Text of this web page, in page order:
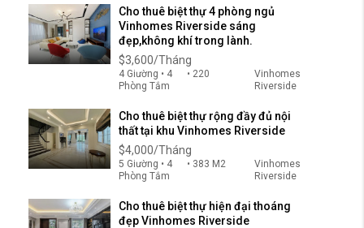
Cho thuê biệt thự 4 phòng ngủ
Vinhomes Riverside sáng
đẹp,không khí trong lành.
$3,600/Tháng
4 Giường • 4
Phòng Tắm
• 220
Vinhomes
Riverside
Cho thuê biệt thự rộng đầy đủ nội
thất tại khu Vinhomes Riverside
$4,000/Tháng
5 Giường • 4
Phòng Tắm
• 383 M2
Vinhomes
Riverside
Cho thuê biệt thự hiện đại thoáng
đẹp Vinhomes Riverside